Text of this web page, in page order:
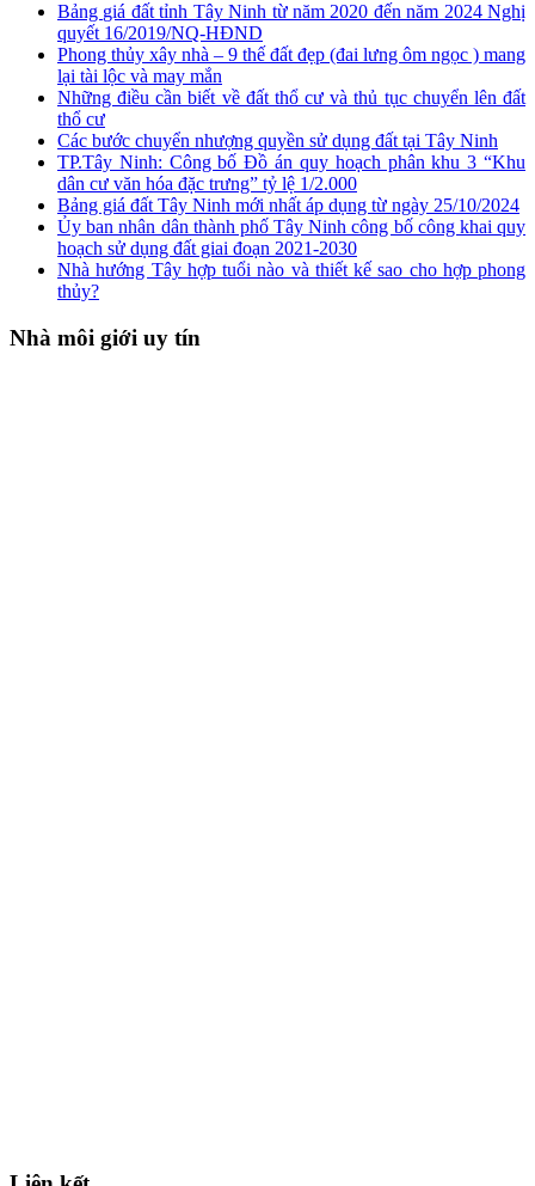
Bảng giá đất tỉnh Tây Ninh từ năm 2020 đến năm 2024 Nghị
quyết 16/2019/NQ-HĐND
Phong thủy xây nhà – 9 thế đất đẹp (đai lưng ôm ngọc ) mang
lại tài lộc và may mắn
Những điều cần biết về đất thổ cư và thủ tục chuyển lên đất
thổ cư
Các bước chuyển nhượng quyền sử dụng đất tại Tây Ninh
TP.Tây Ninh: Công bố Đồ án quy hoạch phân khu 3 “Khu
dân cư văn hóa đặc trưng” tỷ lệ 1/2.000
Bảng giá đất Tây Ninh mới nhất áp dụng từ ngày 25/10/2024
Ủy ban nhân dân thành phố Tây Ninh công bố công khai quy
hoạch sử dụng đất giai đoạn 2021-2030
Nhà hướng Tây hợp tuổi nào và thiết kế sao cho hợp phong
thủy?
Nhà môi giới uy tín